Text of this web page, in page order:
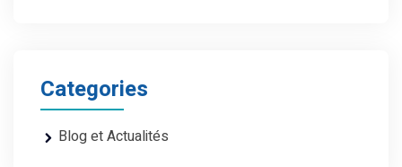
Categories
Blog et Actualités